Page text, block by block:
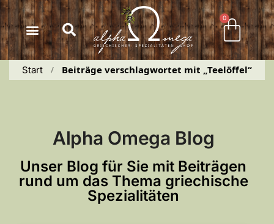
springen
0
Start / Beiträge verschlagwortet mit „Teelöffel“
Alpha Omega Blog
Unser Blog für Sie mit Beiträgen
rund um das Thema griechische
Spezialitäten